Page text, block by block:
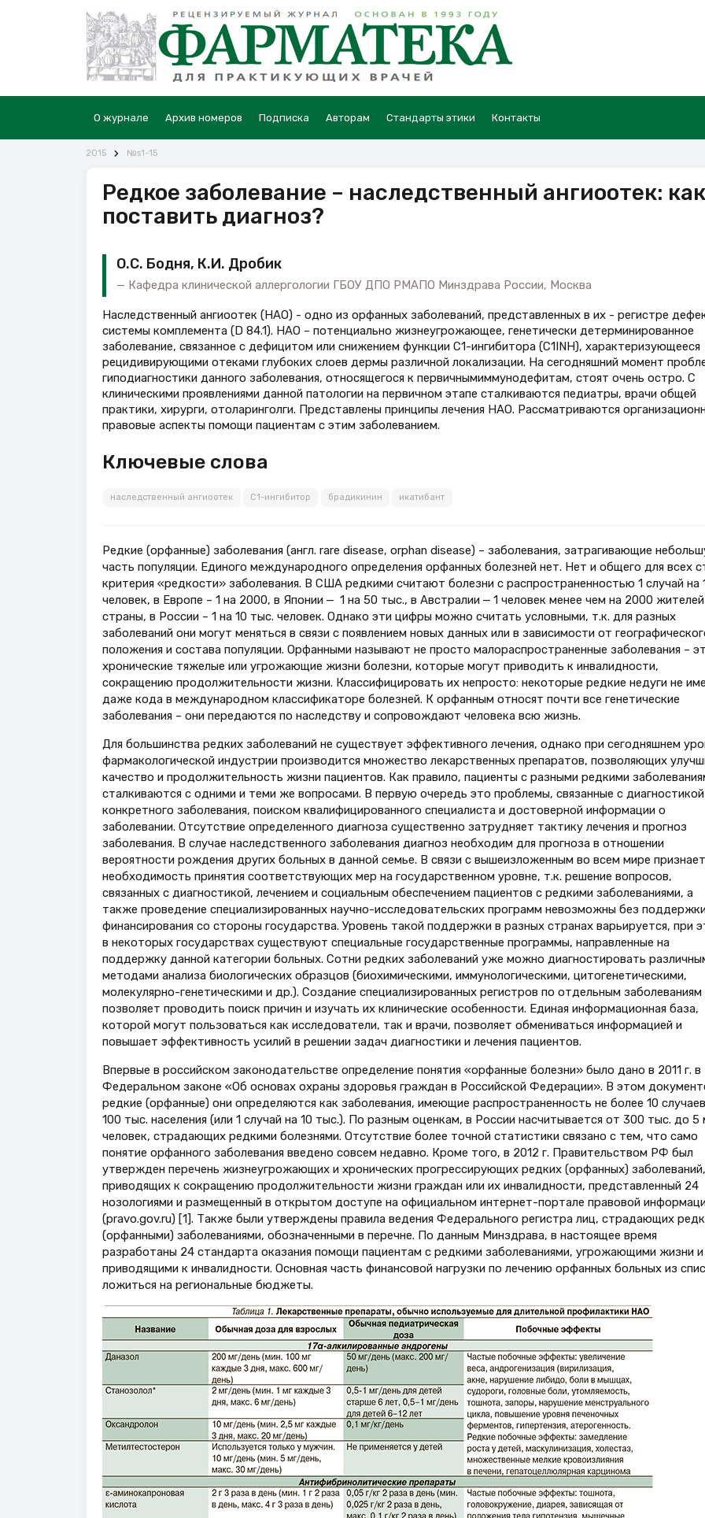
О журнале Архив номеров Подписка Авторам Стандарты этики Контакты
2015 №s1-15
Редкое заболевание – наследственный ангиоотек: как
поставить диагноз?
О.С. Бодня, К.И. Дробик
Кафедра клинической аллергологии ГБОУ ДПО РМАПО Минздрава России, Москва
Наследственный ангиоотек (НАО) - одно из орфанных заболеваний, представленных в их - регистре
системы комплемента (D 84.1). НАО – потенциально жизнеугрожающее, генетически детерминированное
заболевание, связанное с дефицитом или снижением функции С1-ингибитора (C1INH), характеризующееся
рецидивирующими отеками глубоких слоев дермы различной локализации. На сегодняшний момент
гиподиагностики данного заболевания, относящегося к первичнымиммунодефитам, стоят очень остро. С
клиническими проявлениями данной патологии на первичном этапе сталкиваются педиатры, врачи общей
практики, хирурги, отоларинголги. Представлены принципы лечения НАО. Рассматриваются
правовые аспекты помощи пациентам с этим заболеванием.
Ключевые слова
наследственный ангиоотек С1-ингибитор брадикинин икатибант
Редкие (орфанные) заболевания (англ. rare disease, orphan disease) – заболевания, затрагивающие
часть популяции. Единого международного определения орфанных болезней нет. Нет и общего для всех
критерия «редкости» заболевания. В США редкими считают болезни с распространенностью 1 случай на
человек, в Европе – 1 на 2000, в Японии — 1 на 50 тыс., в Австралии — 1 человек менее чем на 2000 жителей
страны, в России – 1 на 10 тыс. человек. Однако эти цифры можно считать условными, т.к. для разных
заболеваний они могут меняться в связи с появлением новых данных или в зависимости от
положения и состава популяции. Орфанными называют не просто малораспространенные заболевания –
хронические тяжелые или угрожающие жизни болезни, которые могут приводить к инвалидности,
сокращению продолжительности жизни. Классифицировать их непросто: некоторые редкие недуги не
даже кода в международном классификаторе болезней. К орфанным относят почти все генетические
заболевания – они передаются по наследству и сопровождают человека всю жизнь.
Для большинства редких заболеваний не существует эффективного лечения, однако при сегодняшнем
фармакологической индустрии производится множество лекарственных препаратов, позволяющих
качество и продолжительность жизни пациентов. Как правило, пациенты с разными редкими
сталкиваются с одними и теми же вопросами. В первую очередь это проблемы, связанные с диагностикой
конкретного заболевания, поиском квалифицированного специалиста и достоверной информации о
заболевании. Отсутствие определенного диагноза существенно затрудняет тактику лечения и прогноз
заболевания. В случае наследственного заболевания диагноз необходим для прогноза в отношении
вероятности рождения других больных в данной семье. В связи с вышеизложенным во всем мире
необходимость принятия соответствующих мер на государственном уровне, т.к. решение вопросов,
связанных с диагностикой, лечением и социальным обеспечением пациентов с редкими заболеваниями, а
также проведение специализированных научно-исследовательских программ невозможны без
финансирования со стороны государства. Уровень такой поддержки в разных странах варьируется, при
в некоторых государствах существуют специальные государственные программы, направленные на
поддержку данной категории больных. Сотни редких заболеваний уже можно диагностировать
методами анализа биологических образцов (биохимическими, иммунологическими, цитогенетическими,
молекулярно-генетическими и др.). Создание специализированных регистров по отдельным заболеваниям
позволяет проводить поиск причин и изучать их клинические особенности. Единая информационная база,
которой могут пользоваться как исследователи, так и врачи, позволяет обмениваться информацией и
повышает эффективность усилий в решении задач диагностики и лечения пациентов.
Впервые в российском законодательстве определение понятия «орфанные болезни» было дано в 2011 г. в
Федеральном законе «Об основах охраны здоровья граждан в Российской Федерации». В этом
редкие (орфанные) они определяются как заболевания, имеющие распространенность не более 10
100 тыс. населения (или 1 случай на 10 тыс.). По разным оценкам, в России насчитывается от 300 тыс. до 5
человек, страдающих редкими болезнями. Отсутствие более точной статистики связано с тем, что само
понятие орфанного заболевания введено совсем недавно. Кроме того, в 2012 г. Правительством РФ был
утвержден перечень жизнеугрожающих и хронических прогрессирующих редких (орфанных) заболеваний,
приводящих к сокращению продолжительности жизни граждан или их инвалидности, представленный 24
нозологиями и размещенный в открытом доступе на официальном интернет-портале правовой
(pravo.gov.ru) [1]. Также были утверждены правила ведения Федерального регистра лиц, страдающих
(орфанными) заболеваниями, обозначенными в перечне. По данным Минздрава, в настоящее время
разработаны 24 стандарта оказания помощи пациентам с редкими заболеваниями, угрожающими жизни и
приводящими к инвалидности. Основная часть финансовой нагрузки по лечению орфанных больных из
ложиться на региональные бюджеты.